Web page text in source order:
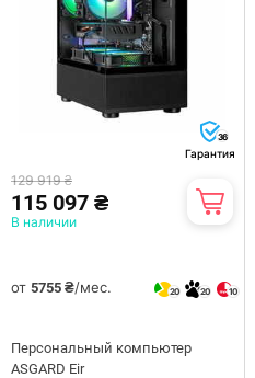
36
Гарантия
129 919 ₴
115 097 ₴
В наличии
от 5755 ₴/мес. 20 20 10
Персональный компьютер
ASGARD Eir